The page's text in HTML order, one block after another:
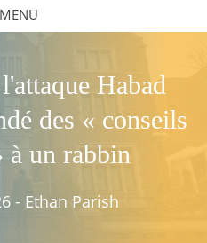
MENU
Habad
des « conseils
à un rabbin
- Ethan Parish